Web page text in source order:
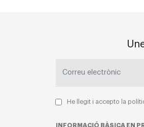
He llegit i accepto la
INFORMACIÓ BÀSICA EN